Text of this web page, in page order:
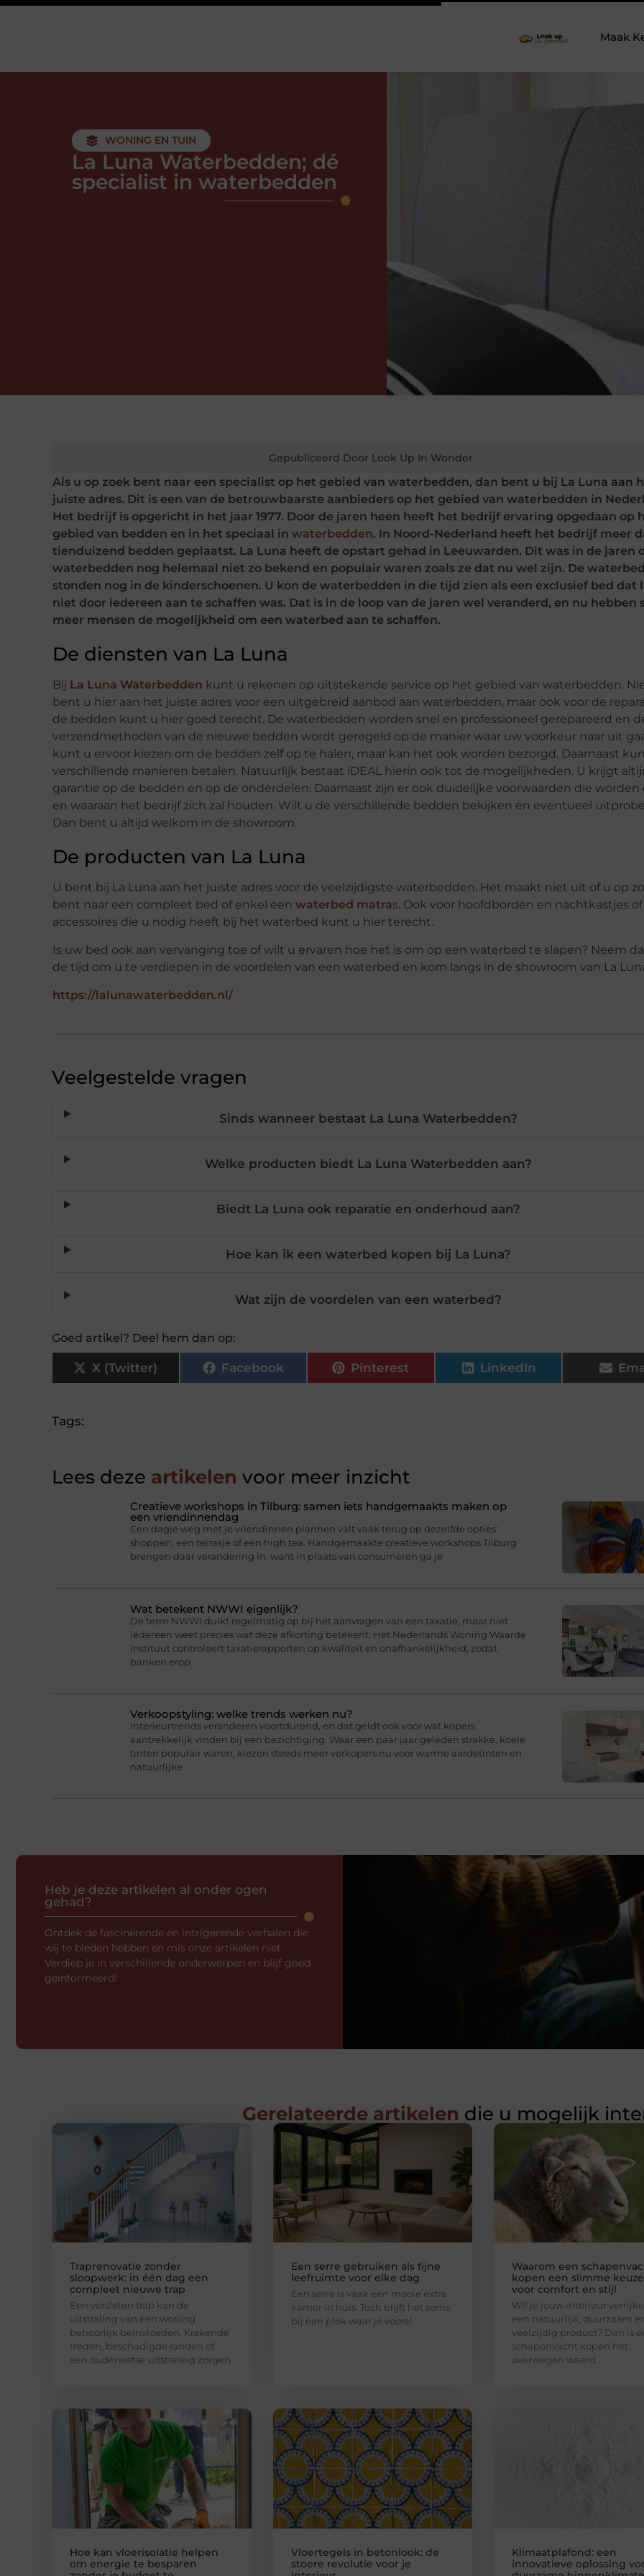
Maak
WONING EN TUIN
La Luna Waterbedden; dé
specialist in waterbedden
Gepubliceerd Door Look Up In Wonder
Als u op zoek bent naar een specialist op het gebied van waterbedden, dan bent u bij La Luna aan
juiste adres. Dit is een van de betrouwbaarste aanbieders op het gebied van waterbedden in
Het bedrijf is opgericht in het jaar 1977. Door de jaren heen heeft het bedrijf ervaring opgedaan op
gebied van bedden en in het speciaal in waterbedden. In Noord-Nederland heeft het bedrijf meer
tienduizend bedden geplaatst. La Luna heeft de opstart gehad in Leeuwarden. Dit was in de jaren
waterbedden nog helemaal niet zo bekend en populair waren zoals ze dat nu wel zijn. De
stonden nog in de kinderschoenen. U kon de waterbedden in die tijd zien als een exclusief bed dat
niet door iedereen aan te schaffen was. Dat is in de loop van de jaren wel veranderd, en nu hebben
meer mensen de mogelijkheid om een waterbed aan te schaffen.
De diensten van La Luna
Bij La Luna Waterbedden kunt u rekenen op uitstekende service op het gebied van waterbedden.
bent u hier aan het juiste adres voor een uitgebreid aanbod aan waterbedden, maar ook voor de
de bedden kunt u hier goed terecht. De waterbedden worden snel en professioneel gerepareerd en
verzendmethoden van de nieuwe bedden wordt geregeld op de manier waar uw voorkeur naar uit
kunt u ervoor kiezen om de bedden zelf op te halen, maar kan het ook worden bezorgd. Daarnaast
verschillende manieren betalen. Natuurlijk bestaat iDEAL hierin ook tot de mogelijkheden. U krijgt
garantie op de bedden en op de onderdelen. Daarnaast zijn er ook duidelijke voorwaarden die worden
en waaraan het bedrijf zich zal houden. Wilt u de verschillende bedden bekijken en eventueel
Dan bent u altijd welkom in de showroom.
De producten van La Luna
U bent bij La Luna aan het juiste adres voor de veelzijdigste waterbedden. Het maakt niet uit of u op
bent naar een compleet bed of enkel een waterbed matras. Ook voor hoofdborden en nachtkastjes of
accessoires die u nodig heeft bij het waterbed kunt u hier terecht.
Is uw bed ook aan vervanging toe of wilt u ervaren hoe het is om op een waterbed te slapen? Neem
de tijd om u te verdiepen in de voordelen van een waterbed en kom langs in de showroom van La
https://lalunawaterbedden.nl/
Veelgestelde vragen
Sinds wanneer bestaat La Luna Waterbedden?
Welke producten biedt La Luna Waterbedden aan?
Biedt La Luna ook reparatie en onderhoud aan?
Hoe kan ik een waterbed kopen bij La Luna?
Wat zijn de voordelen van een waterbed?
Goed artikel? Deel hem dan op:
X (Twitter) Facebook Pinterest LinkedIn
Tags:
Lees deze artikelen voor meer inzicht
Creatieve workshops in Tilburg: samen iets handgemaakts maken op
een vriendinnendag
Een dagje weg met je vriendinnen plannen valt vaak terug op dezelfde opties:
shoppen, een terrasje of een high tea. Handgemaakte creatieve workshops Tilburg
brengen daar verandering in, want in plaats van consumeren ga je
Wat betekent NWWI eigenlijk?
De term NWWI duikt regelmatig op bij het aanvragen van een taxatie, maar niet
iedereen weet precies wat deze afkorting betekent. Het Nederlands Woning Waarde
Instituut controleert taxatierapporten op kwaliteit en onafhankelijkheid, zodat
banken erop
Verkoopstyling: welke trends werken nu?
Interieurtrends veranderen voortdurend, en dat geldt ook voor wat kopers
aantrekkelijk vinden bij een bezichtiging. Waar een paar jaar geleden strakke, koele
tinten populair waren, kiezen steeds meer verkopers nu voor warme aardetinten en
natuurlijke
Heb je deze artikelen al onder ogen
gehad?
Ontdek de fascinerende en intrigerende verhalen die
wij te bieden hebben en mis onze artikelen niet.
Verdiep je in verschillende onderwerpen en blijf goed
geïnformeerd!
Gerelateerde artikelen die u mogelijk
Traprenovatie zonder
sloopwerk: in één dag een
compleet nieuwe trap
Een versleten trap kan de
uitstraling van een woning
behoorlijk beïnvloeden. Krakende
treden, beschadigde randen of
een ouderwetse uitstraling zorgen
Een serre gebruiken als fijne
leefruimte voor elke dag
Een serre is vaak een mooie extra
kamer in huis. Toch blijft het soms
bij een plek waar je vooral
Waarom een
kopen een slimme
voor comfort en stijl
Wil je jouw interieur
een natuurlijk, duurzaam
veelzijdig product? Dan is
schapenvacht kopen het
overwegen waard.
Hoe kan vloerisolatie helpen
om energie te besparen
Vloertegels in betonlook: de
stoere revolutie voor je
Klimaatplafond: een
innovatieve oplossing